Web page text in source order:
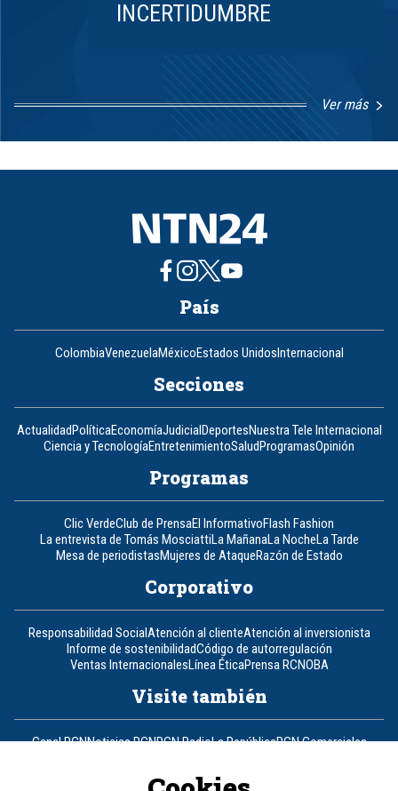
INCERTIDUMBRE
Ver más
1
8
País
ColombiaVenezuelaMéxicoEstados UnidosInternacional
Secciones
ActualidadPolíticaEconomíaJudicialDeportesNuestra Tele Internacional
Ciencia y TecnologíaEntretenimientoSaludProgramasOpinión
Programas
Clic VerdeClub de PrensaEl InformativoFlash Fashion
La entrevista de Tomás MosciattiLa MañanaLa NocheLa Tarde
Mesa de periodistasMujeres de AtaqueRazón de Estado
Corporativo
Responsabilidad SocialAtención al clienteAtención al inversionista
Informe de sostenibilidadCódigo de autorregulación
Ventas InternacionalesLínea ÉticaPrensa RCNOBA
Visite también
Canal RCNNoticias RCNRCN RadioLa RepúblicaRCN Comerciales
Un producto de RCN Televisión